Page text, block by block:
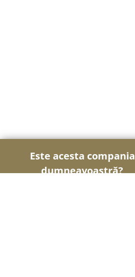
Este acesta compania
dumneavoastră?